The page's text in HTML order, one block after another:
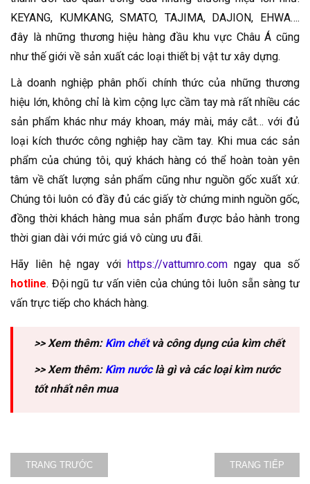
KEYANG, KUMKANG, SMATO, TAJIMA, DAJION, EHWA….
đây là những thương hiệu hàng đầu khu vực Châu Á cũng
như thế giới về sản xuất các loại thiết bị vật tư xây dựng.
Là doanh nghiệp phân phối chính thức của những thương
hiệu lớn, không chỉ là kìm cộng lực cầm tay mà rất nhiều các
sản phẩm khác như máy khoan, máy mài, máy cắt… với đủ
loại kích thước công nghiệp hay cầm tay. Khi mua các sản
phẩm của chúng tôi, quý khách hàng có thể hoàn toàn yên
tâm về chất lượng sản phẩm cũng như nguồn gốc xuất xứ.
Chúng tôi luôn có đầy đủ các giấy tờ chứng minh nguồn gốc,
đồng thời khách hàng mua sản phẩm được bảo hành trong
thời gian dài với mức giá vô cùng ưu đãi.
Hãy liên hệ ngay với https://vattumro.comngay qua số
hotline. Đội ngũ tư vấn viên của chúng tôi luôn sẵn sàng tư
vấn trực tiếp cho khách hàng.
>> Xem thêm: Kìm chếtvà công dụng của kìm chết
>> Xem thêm: Kìm nướclà gì và các loại kìm nước
tốt nhất nên mua
TRANG TRƯỚC TRANG TIẾP